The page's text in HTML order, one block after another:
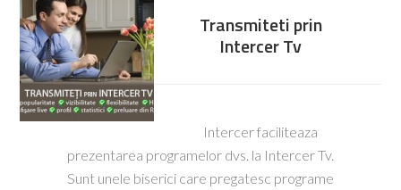
Transmiteti prin
Intercer Tv
Intercer faciliteaza
prezentarea programelor dvs. la Intercer Tv.
Sunt unele biserici care pregatesc programe